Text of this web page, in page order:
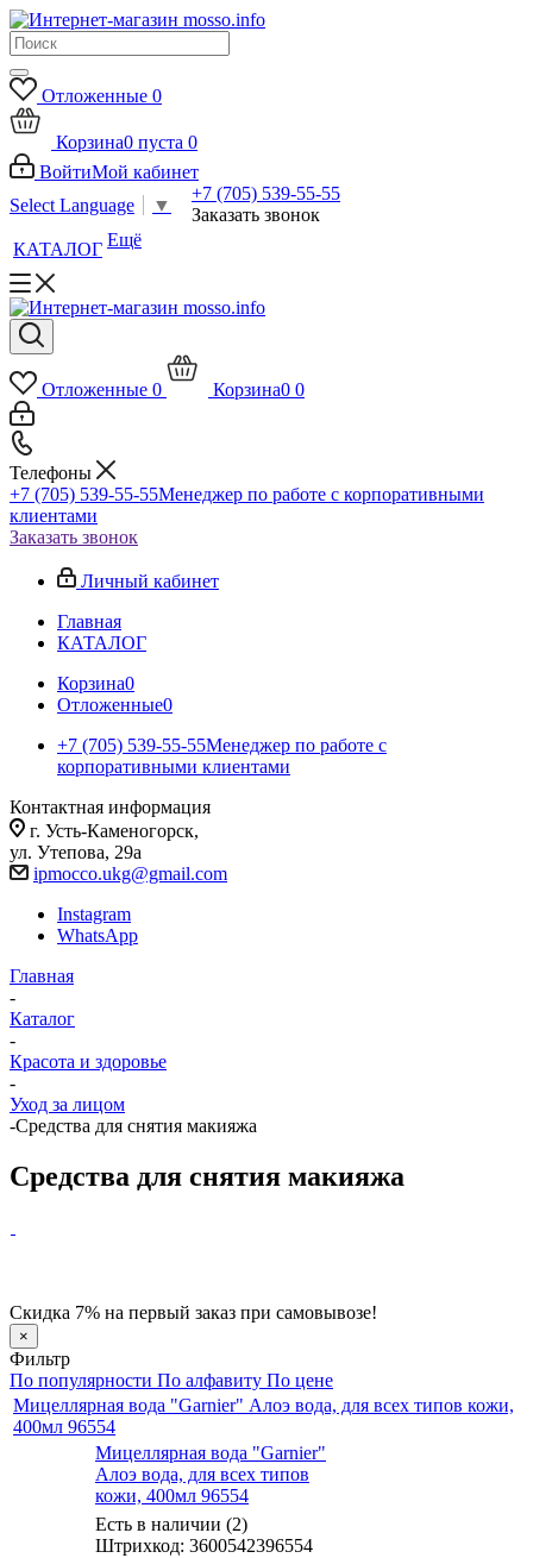
Отложенные 0
Корзина0 пуста 0
ВойтиМой кабинет
Select Language
▼
+7 (705) 539-55-55
Заказать звонок
КАТАЛОГ Ещё
Отложенные 0 Корзина0 0
Телефоны
+7 (705) 539-55-55Менеджер по работе с корпоративными
клиентами
Заказать звонок
Личный кабинет
Главная
КАТАЛОГ
Корзина0
Отложенные0
+7 (705) 539-55-55Менеджер по работе с
корпоративными клиентами
Контактная информация
г. Усть-Каменогорск,
ул. Утепова, 29а
ipmocco.ukg@gmail.com
Instagram
WhatsApp
Главная
-
Каталог
-
Красота и здоровье
-
Уход за лицом
-Средства для снятия макияжа
Средства для снятия макияжа
Скидка 7% на первый заказ при самовывозе!
×
Фильтр
По популярности По алфавиту По цене
Мицеллярная вода "Garnier" Алоэ вода, для всех типов кожи,
400мл 96554
Мицеллярная вода "Garnier"
Алоэ вода, для всех типов
кожи, 400мл 96554
Есть в наличии (2)
Штрихкод: 3600542396554